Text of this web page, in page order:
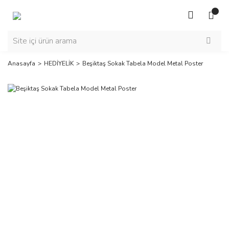
Anasayfa HEDİYELİK Beşiktaş Sokak Tabela Model Metal Poster